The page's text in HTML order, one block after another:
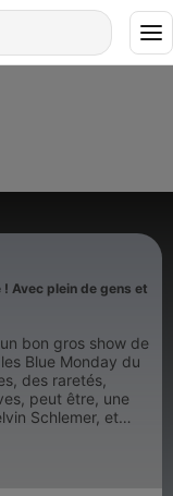
Avec plein de gens et
bon gros show de
Blue Monday du
des raretés,
peut être, une
Schlemer, et
Mais il a